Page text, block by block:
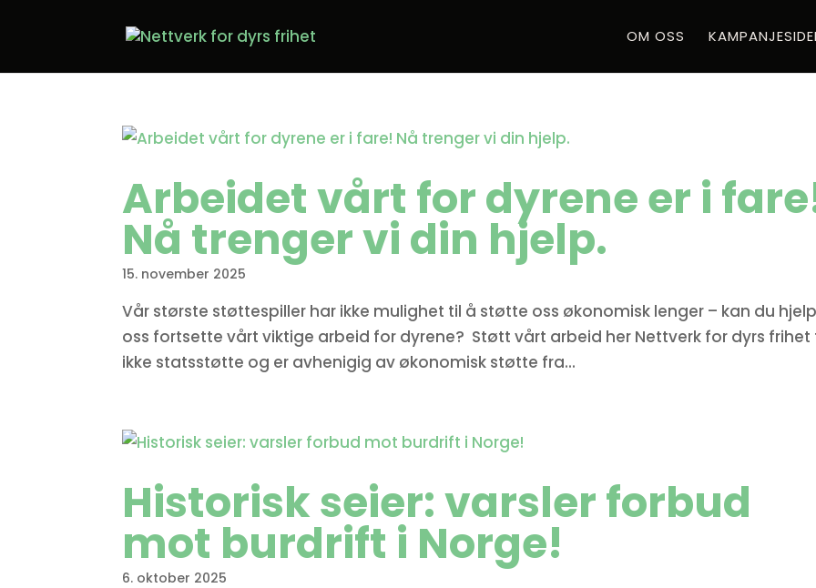
OM OSS
Arbeidet vårt for dyrene er i
Nå trenger vi din hjelp.
15. november 2025
Vår største støttespiller har ikke mulighet til å støtte oss økonomisk lenger – kan du
oss fortsette vårt viktige arbeid for dyrene? Støtt vårt arbeid her Nettverk for dyrs frihet
ikke statsstøtte og er avhenigig av økonomisk støtte fra...
Historisk seier: varsler forbud
mot burdrift i Norge!
6. oktober 2025